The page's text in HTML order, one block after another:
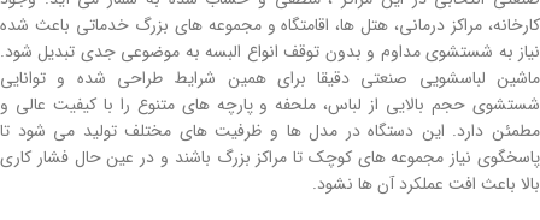
کارخانه، مراکز درمانی، هتل ها، اقامتگاه و مجموعه های بزرگ خدماتی باعث شده
نیاز به شستشوی مداوم و بدون توقف انواع البسه به موضوعی جدی تبدیل شود.
ماشین لباسشویی صنعتی دقیقا برای همین شرایط طراحی شده و توانایی
شستشوی حجم بالایی از لباس، ملحفه و پارچه های متنوع را با کیفیت عالی و
مطمئن دارد. این دستگاه در مدل ها و ظرفیت های مختلف تولید می شود تا
پاسخگوی نیاز مجموعه های کوچک تا مراکز بزرگ باشند و در عین حال فشار کاری
بالا باعث افت عملکرد آن ها نشود.